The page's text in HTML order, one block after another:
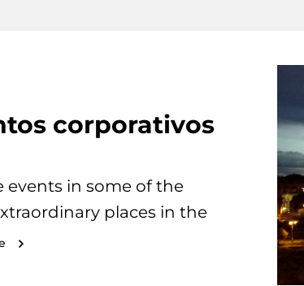
corporativos
events in some of the
places in the